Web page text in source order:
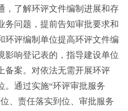
，了解环评文件编制进展和存
务问题，提前告知审批要求和
环评编制单位提高环评文件编
影响登记表的，指导建设单位
备案。对依法无需开展环评
。通过实施“环评审批服务
、责任落实到位、审批服务